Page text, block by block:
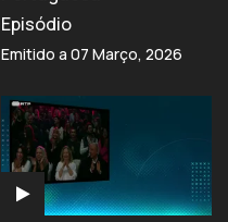
Episódio
Emitido a 07 Março, 2026